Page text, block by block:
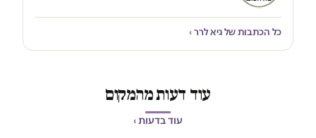
כל הכתבות של גיא לרר ›
עוד דעות מהמקום
עוד בדעות ›